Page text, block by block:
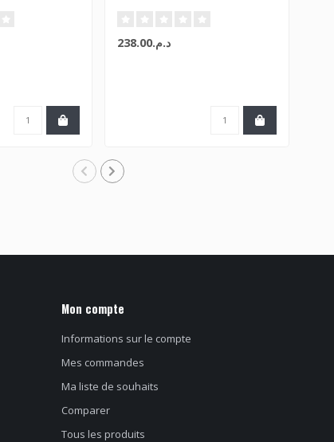
د.م.238.00
Mon compte
Informations sur le compte
Mes commandes
Ma liste de souhaits
Comparer
Tous les produits